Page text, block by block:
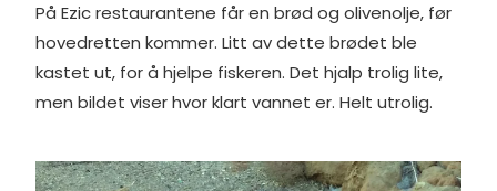
På Ezic restaurantene får en brød og olivenolje, før
hovedretten kommer. Litt av dette brødet ble
kastet ut, for å hjelpe fiskeren. Det hjalp trolig lite,
men bildet viser hvor klart vannet er. Helt utrolig.